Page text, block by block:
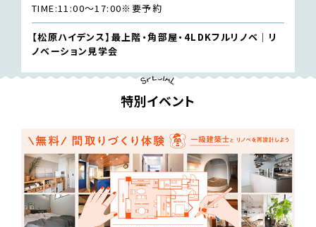
TIME:11:00〜17:00※要予約
【松原ハイデンス】最上階・角部屋・4LDKフルリノベ｜リ
ノベーション見学会
特別イベント